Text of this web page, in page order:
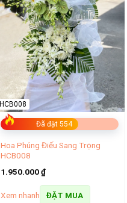
Đã đặt 554
HCB008
Hoa Phúng Điếu Sang Trọng
HCB008
1.950.000₫
Xem nhanh ĐẶT MUA